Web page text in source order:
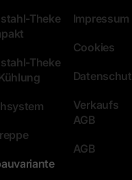
Theke
Theke
Impressum
Cookies
Verkaufs
AGB
AGB